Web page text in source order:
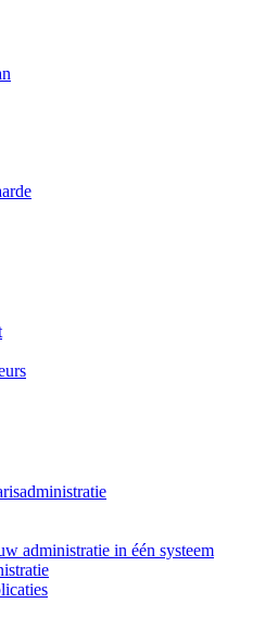
administratie in één systeem